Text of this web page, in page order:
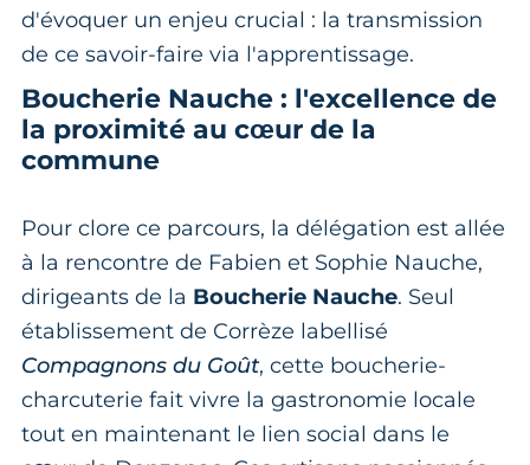
d'évoquer un enjeu crucial : la transmission
de ce savoir-faire via l'apprentissage.
Boucherie Nauche : l'excellence de
la proximité au cœur de la
commune
Pour clore ce parcours, la délégation est allée
à la rencontre de Fabien et Sophie Nauche,
dirigeants de la Boucherie Nauche. Seul
établissement de Corrèze labellisé
Compagnons du Goût, cette boucherie-
charcuterie fait vivre la gastronomie locale
tout en maintenant le lien social dans le